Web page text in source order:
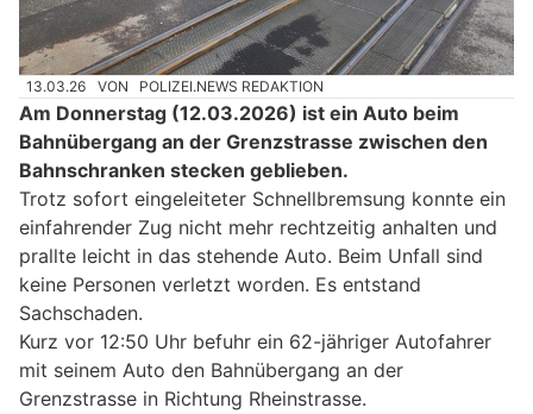
13.03.26 VON POLIZEI.NEWS REDAKTION
Am Donnerstag (12.03.2026) ist ein Auto beim
Bahnübergang an der Grenzstrasse zwischen den
Bahnschranken stecken geblieben.
Trotz sofort eingeleiteter Schnellbremsung konnte ein
einfahrender Zug nicht mehr rechtzeitig anhalten und
prallte leicht in das stehende Auto. Beim Unfall sind
keine Personen verletzt worden. Es entstand
Sachschaden.
Kurz vor 12:50 Uhr befuhr ein 62-jähriger Autofahrer
mit seinem Auto den Bahnübergang an der
Grenzstrasse in Richtung Rheinstrasse.